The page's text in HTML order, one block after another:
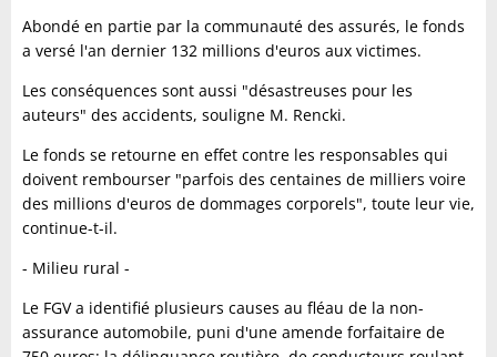
Abondé en partie par la communauté des assurés, le fonds
a versé l'an dernier 132 millions d'euros aux victimes.
Les conséquences sont aussi "désastreuses pour les
auteurs" des accidents, souligne M. Rencki.
Le fonds se retourne en effet contre les responsables qui
doivent rembourser "parfois des centaines de milliers voire
des millions d'euros de dommages corporels", toute leur vie,
continue-t-il.
- Milieu rural -
Le FGV a identifié plusieurs causes au fléau de la non-
assurance automobile, puni d'une amende forfaitaire de